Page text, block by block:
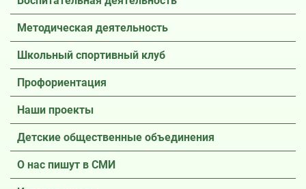
Методическая деятельность
Школьный спортивный клуб
Профориентация
Наши проекты
Детские общественные объединения
О нас пишут в СМИ